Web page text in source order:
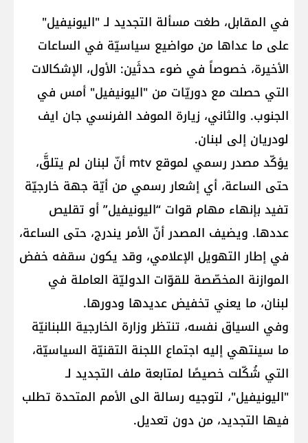
في المقابل، طغت مسألة التجديد لـ "اليونيفيل"
على ما عداها من مواضيع سياسيّة في الساعات
الأخيرة، خصوصاً في ضوء حدثَين: الأول، الإشكالات
التي حصلت مع دوريّات من "اليونيفيل" أمس في
الجنوب. والثاني، زيارة الموفد الفرنسي جان ايف
لودريان إلى لبنان.
يؤكّد مصدر رسمي لموقع mtv أنّ لبنان لم يتلقَّ،
حتى الساعة، أي إشعار رسمي من أيّة جهة خارجيّة
تفيد بإنهاء مهام قوات “اليونيفيل” أو تقليص
عددها. ويضيف المصدر أنّ الأمر يندرج، حتى الساعة،
في إطار التهويل الإعلامي، وقد يكون سقفه خفض
الموازنة المخصّصة للقوّات الدوليّة العاملة في
لبنان، ما يعني تخفيض عديدها ودورها.
وفي السياق نفسه، تنتظر وزارة الخارجية اللبنانيّة
ما سينتهي إليه اجتماع اللجنة التقنيّة السياسيّة،
التي شُكّلت خصيصًا لمتابعة ملف التجديد لـ
"اليونيفيل"، لتوجيه رسالة الى الأمم المتحدة تطلب
فيها التجديد، من دون تعديل.